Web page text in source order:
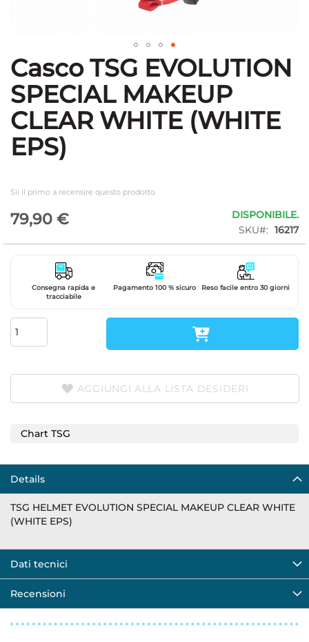
Vai
all'inizio
della
galleria
di
immagini
Casco TSG EVOLUTION
SPECIAL MAKEUP
CLEAR WHITE (WHITE
EPS)
Sii il primo a recensire questo prodotto
79,90 €
DISPONIBILE.
SKU
16217
Consegna rapida e
tracciabile
Pagamento 100 % sicuro Reso facile entro 30 giorni
AGGIUNGI ALLA LISTA DESIDERI
Chart TSG
Details
TSG HELMET EVOLUTION SPECIAL MAKEUP CLEAR WHITE
(WHITE EPS)
Dati tecnici
Recensioni